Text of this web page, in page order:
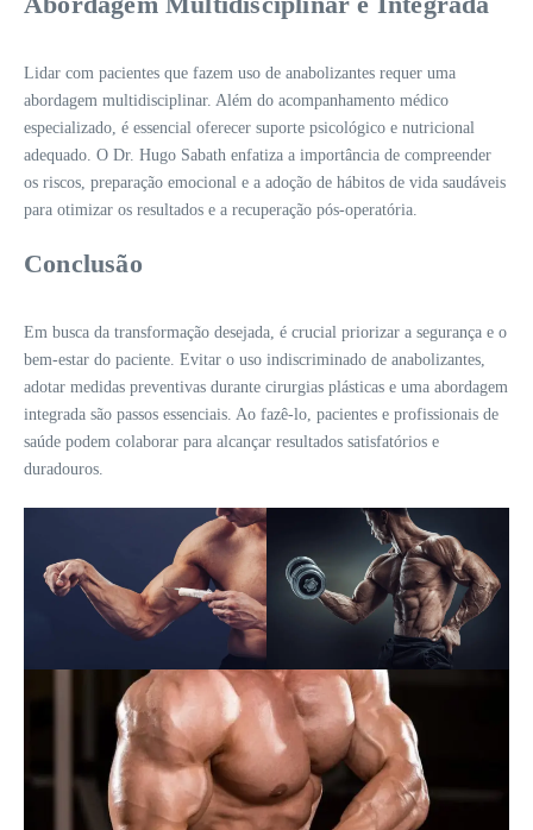
Lidar com pacientes que fazem uso de anabolizantes requer uma
abordagem multidisciplinar. Além do acompanhamento médico
especializado, é essencial oferecer suporte psicológico e nutricional
adequado. O Dr. Hugo Sabath enfatiza a importância de compreender
os riscos, preparação emocional e a adoção de hábitos de vida saudáveis
para otimizar os resultados e a recuperação pós-operatória.
Conclusão
Em busca da transformação desejada, é crucial priorizar a segurança e o
bem-estar do paciente. Evitar o uso indiscriminado de anabolizantes,
adotar medidas preventivas durante cirurgias plásticas e uma abordagem
integrada são passos essenciais. Ao fazê-lo, pacientes e profissionais de
saúde podem colaborar para alcançar resultados satisfatórios e
duradouros.